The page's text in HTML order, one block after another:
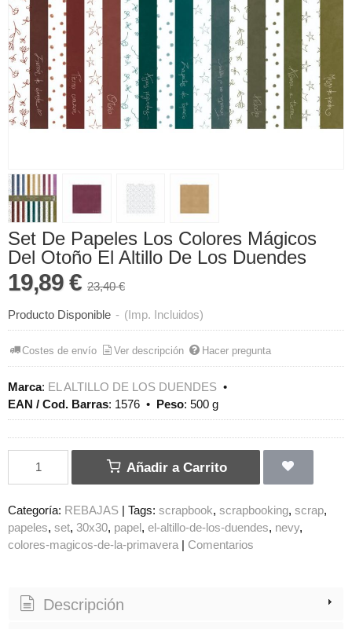
Set De Papeles Los Colores Mágicos
Del Otoño El Altillo De Los Duendes
19,89 € 23,40 €
Producto Disponible - (Imp. Incluidos)
Costes de envío Ver descripción Hacer pregunta
Marca: EL ALTILLO DE LOS DUENDES •
EAN / Cod. Barras: 1576 • Peso: 500 g
Añadir a Carrito
Categoría: REBAJAS | Tags: scrapbook scrapbooking scrap
papeles set 30x30 papel el-altillo-de-los-duendes nevy
colores-magicos-de-la-primavera | Comentarios
Descripción